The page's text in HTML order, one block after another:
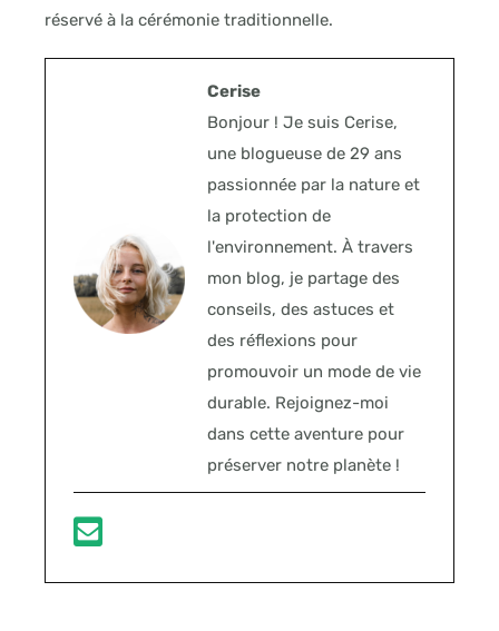
réservé à la cérémonie traditionnelle.
Cerise
Bonjour ! Je suis Cerise,
une blogueuse de 29 ans
passionnée par la nature et
la protection de
l'environnement. À travers
mon blog, je partage des
conseils, des astuces et
des réflexions pour
promouvoir un mode de vie
durable. Rejoignez-moi
dans cette aventure pour
préserver notre planète !